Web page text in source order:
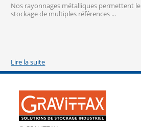
Nos rayonnages métalliques permettent le
stockage de multiples références ...
Lire la suite